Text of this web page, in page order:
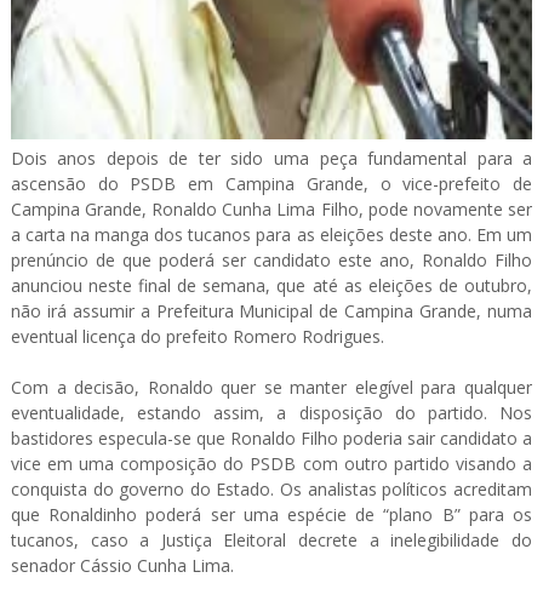
Dois anos depois de ter sido uma peça fundamental para a
ascensão do PSDB em Campina Grande, o vice-prefeito de
Campina Grande, Ronaldo Cunha Lima Filho, pode novamente ser
a carta na manga dos tucanos para as eleições deste ano. Em um
prenúncio de que poderá ser candidato este ano, Ronaldo Filho
anunciou neste final de semana, que até as eleições de outubro,
não irá assumir a Prefeitura Municipal de Campina Grande, numa
eventual licença do prefeito Romero Rodrigues.
Com a decisão, Ronaldo quer se manter elegível para qualquer
eventualidade, estando assim, a disposição do partido. Nos
bastidores especula-se que Ronaldo Filho poderia sair candidato a
vice em uma composição do PSDB com outro partido visando a
conquista do governo do Estado. Os analistas políticos acreditam
que Ronaldinho poderá ser uma espécie de “plano B” para os
tucanos, caso a Justiça Eleitoral decrete a inelegibilidade do
senador Cássio Cunha Lima.